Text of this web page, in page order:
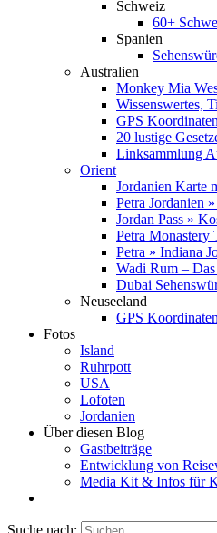
Schweiz
60+
Spanien
Australien
Monkey Mia
Wissenswertes,
GPS
20 lustige
Linksammlung
Orient
Jordanien Karte
Petra Jordanien
Jordan Pass »
Petra
Petra » Indiana
Wadi Rum –
Dubai
Neuseeland
GPS
Fotos
Island
Ruhrpott
USA
Lofoten
Jordanien
Über diesen Blog
Gastbeiträge
Entwicklung von
Media Kit & Infos für
Suche nach: